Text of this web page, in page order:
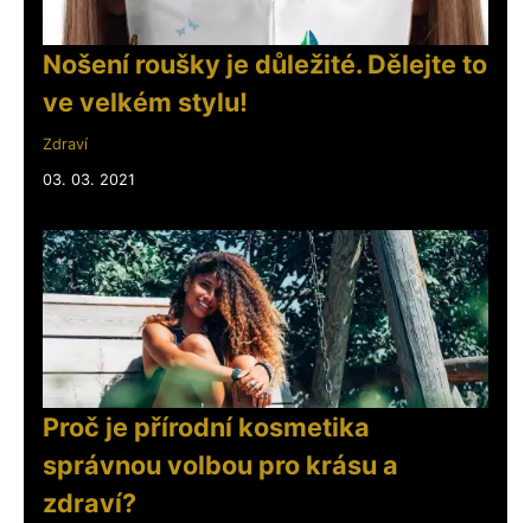
Nošení roušky je důležité. Dělejte to
ve velkém stylu!
Zdraví
03. 03. 2021
Proč je přírodní kosmetika
správnou volbou pro krásu a
zdraví?